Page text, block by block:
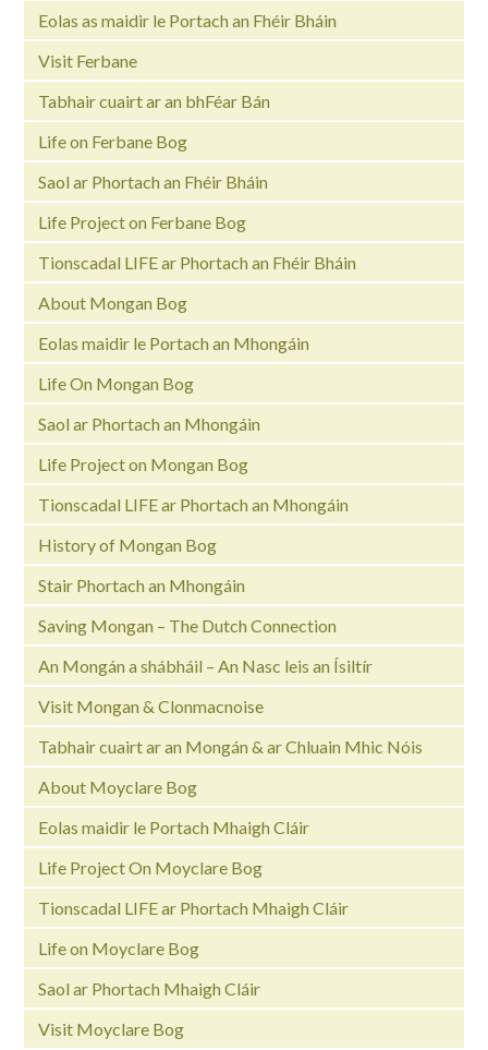
Eolas as maidir le Portach an Fhéir Bháin
Visit Ferbane
Tabhair cuairt ar an bhFéar Bán
Life on Ferbane Bog
Saol ar Phortach an Fhéir Bháin
Life Project on Ferbane Bog
Tionscadal LIFE ar Phortach an Fhéir Bháin
About Mongan Bog
Eolas maidir le Portach an Mhongáin
Life On Mongan Bog
Saol ar Phortach an Mhongáin
Life Project on Mongan Bog
Tionscadal LIFE ar Phortach an Mhongáin
History of Mongan Bog
Stair Phortach an Mhongáin
Saving Mongan – The Dutch Connection
An Mongán a shábháil – An Nasc leis an Ísiltír
Visit Mongan & Clonmacnoise
Tabhair cuairt ar an Mongán & ar Chluain Mhic Nóis
About Moyclare Bog
Eolas maidir le Portach Mhaigh Cláir
Life Project On Moyclare Bog
Tionscadal LIFE ar Phortach Mhaigh Cláir
Life on Moyclare Bog
Saol ar Phortach Mhaigh Cláir
Visit Moyclare Bog